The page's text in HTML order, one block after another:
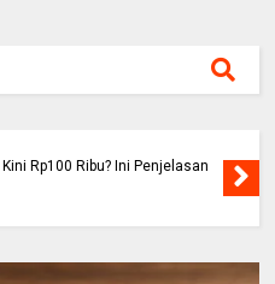
Rp100 Ribu? Ini Penjelasan